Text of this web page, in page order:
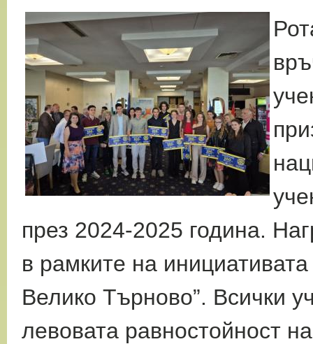
през 2024-2025 година.
в рамките на
Велико Търново”. Всички
левовата равностойност